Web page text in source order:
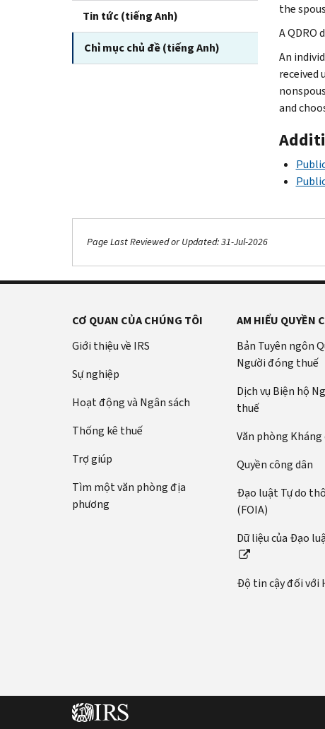
Tin tức (tiếng Anh)
Chỉ mục chủ đề (tiếng Anh)
the
A
An
received
and
Page Last Reviewed or Updated: 31-Jul-2026
CƠ QUAN CỦA CHÚNG TÔI
Giới thiệu về IRS
Sự nghiệp
Hoạt động và Ngân sách
Thống kê thuế
Trợ giúp
Tìm một văn phòng địa
phương
AM HIỂU QUYỀN
Bản Tuyên ngôn
Người đóng thuế
Dịch vụ Biện hộ
thuế
Văn phòng
Quyền công dân
Đạo luật Tự do
(FOIA)
Dữ liệu của Đạo
Độ tin cậy đối với